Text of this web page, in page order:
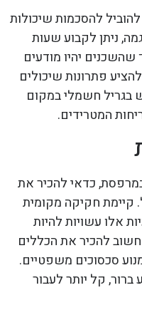
להסכמות שיכולות
ניתן לקבוע שעות
שהשכנים יהיו מודעים
פתרונות שיכולים
בגריל חשמלי במקום
המטרידים.
כדאי להכיר את
חקיקה מקומית
אלו עשויות להיות
להכיר את הכללים
סכסוכים משפטיים.
קל יותר לעבור